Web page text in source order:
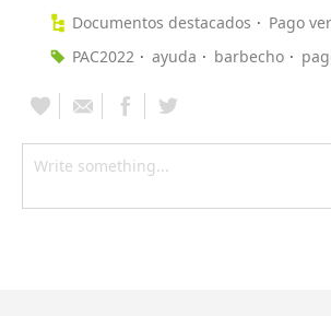
Documentos destacados Pago
PAC2022
ayuda barbecho